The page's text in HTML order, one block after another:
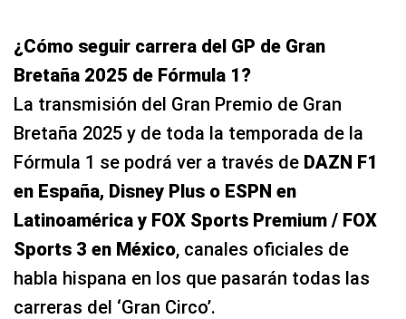
¿Cómo seguir carrera del GP de Gran
Bretaña 2025 de Fórmula 1?
La transmisión del Gran Premio de Gran
Bretaña 2025 y de toda la temporada de la
Fórmula 1 se podrá ver a través de DAZN F1
en España, Disney Plus o ESPN en
Latinoamérica y FOX Sports Premium / FOX
Sports 3 en México, canales oficiales de
habla hispana en los que pasarán todas las
carreras del ‘Gran Circo’.